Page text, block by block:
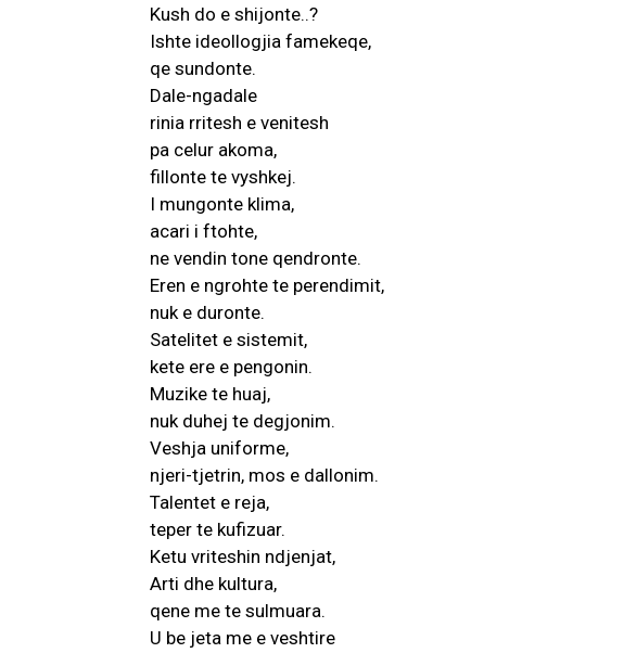
Kush do e shijonte..?
Ishte ideollogjia famekeqe,
qe sundonte.
Dale-ngadale
rinia rritesh e venitesh
pa celur akoma,
fillonte te vyshkej.
I mungonte klima,
acari i ftohte,
ne vendin tone qendronte.
Eren e ngrohte te perendimit,
nuk e duronte.
Satelitet e sistemit,
kete ere e pengonin.
Muzike te huaj,
nuk duhej te degjonim.
Veshja uniforme,
njeri-tjetrin, mos e dallonim.
Talentet e reja,
teper te kufizuar.
Ketu vriteshin ndjenjat,
Arti dhe kultura,
qene me te sulmuara.
U be jeta me e veshtire